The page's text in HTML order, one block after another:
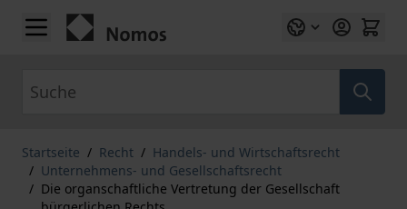
Zum Inhalt springen
Startseite / Recht / Handels- und Wirtschaftsrecht
/ Unternehmens- und Gesellschaftsrecht
/ Die organschaftliche Vertretung der Gesellschaft